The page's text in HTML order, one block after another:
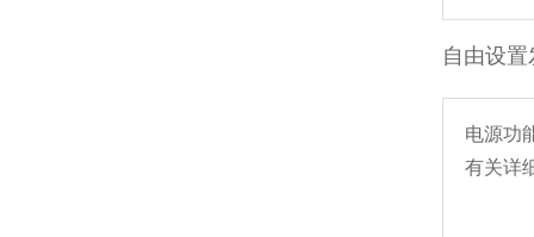
自由设
电源功
有关详